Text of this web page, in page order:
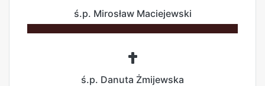
ś.p. Mirosław Maciejewski
ś.p. Danuta Żmijewska